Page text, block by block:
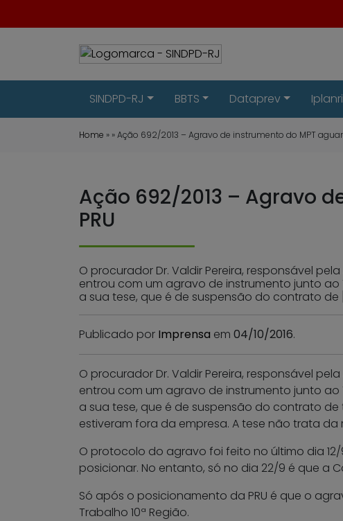
SINDPD-RJ BBTS Dataprev
Home » » Ação 692/2013 – Agravo de instrumento do MPT
Ação 692/2013 – Agravo
PRU
O procurador Dr. Valdir Pereira, responsável
entrou com um agravo de instrumento junto ao
a sua tese, que é de suspensão do contrato de
Publicado por Imprensa em 04/10/2016.
O procurador Dr. Valdir Pereira, responsável
entrou com um agravo de instrumento junto ao
a sua tese, que é de suspensão do contrato
estiveram fora da empresa. A tese não trata
O protocolo do agravo foi feito no último dia 12/
posicionar. No entanto, só no dia 22/9 é que a
Só após o posicionamento da PRU é que o
Trabalho 10ª Região.